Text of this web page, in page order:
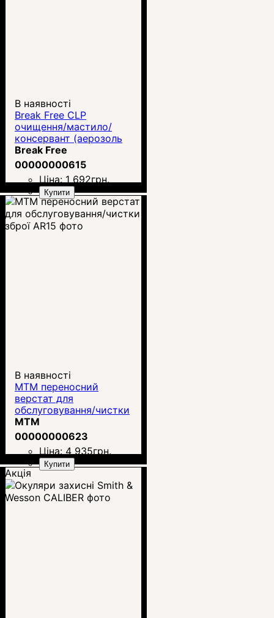
В наявності
Break Free CLP
очищення/мастило/
консервант (аерозоль
340 г)
Break Free
00000000615
Ціна: 1 692грн.
Купити
В наявності
MTM переносний
верстат для
обслуговування/чистки
зброї AR15
MTM
00000000623
Ціна: 4 935грн.
Купити
Акція